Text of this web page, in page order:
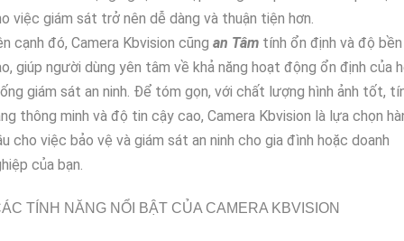
việc giám sát trở nên dễ dàng và thuận tiện hơn.
cạnh đó, Camera Kbvision cũng an Tâm tính ổn định và độ bền
giúp người dùng yên tâm về khả năng hoạt động ổn định của
giám sát an ninh. Để tóm gọn, với chất lượng hình ảnh tốt,
thông minh và độ tin cậy cao, Camera Kbvision là lựa chọn
cho việc bảo vệ và giám sát an ninh cho gia đình hoặc doanh
của bạn.
TÍNH NĂNG NỔI BẬT CỦA CAMERA KBVISION